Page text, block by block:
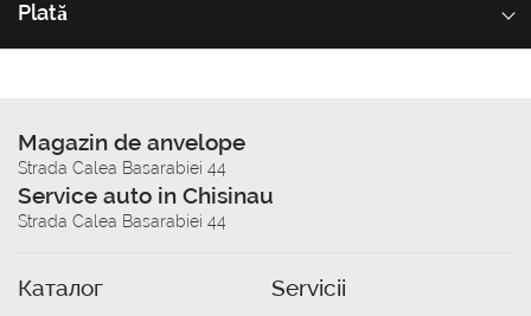
Plată
Magazin de anvelope
Strada Calea Basarabiei 44
Service auto in Chisinau
Strada Calea Basarabiei 44
Каталог Servicii